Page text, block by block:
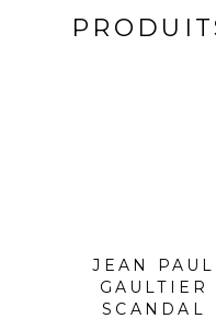
JEAN PAUL
GAULTIER
SCANDAL